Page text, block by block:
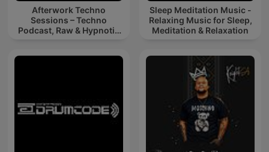
Afterwork Techno
Sessions – Techno
Podcast, Raw & Hypnotic
Sleep Meditation Music -
Relaxing Music for Sleep,
Meditation & Relaxation